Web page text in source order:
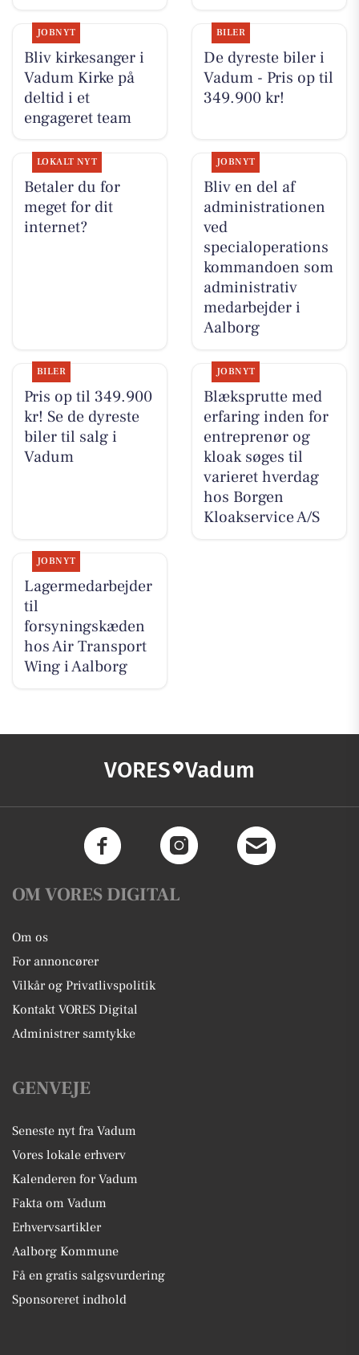
JOBNYT
Bliv kirkesanger i
Vadum Kirke på
deltid i et
engageret team
BILER
De dyreste biler i
Vadum - Pris op til
349.900 kr!
LOKALT NYT
Betaler du for
meget for dit
internet?
JOBNYT
Bliv en del af
administrationen
ved
specialoperations
kommandoen som
administrativ
medarbejder i
Aalborg
BILER
Pris op til 349.900
kr! Se de dyreste
biler til salg i
Vadum
JOBNYT
Blæksprutte med
erfaring inden for
entreprenør og
kloak søges til
varieret hverdag
hos Borgen
Kloakservice A/S
JOBNYT
Lagermedarbejder
til
forsyningskæden
hos Air Transport
Wing i Aalborg
VORES Vadum
OM VORES DIGITAL
Om os
For annoncører
Vilkår og Privatlivspolitik
Kontakt VORES Digital
Administrer samtykke
GENVEJE
Seneste nyt fra Vadum
Vores lokale erhverv
Kalenderen for Vadum
Fakta om Vadum
Erhvervsartikler
Aalborg Kommune
Få en gratis salgsvurdering
Sponsoreret indhold